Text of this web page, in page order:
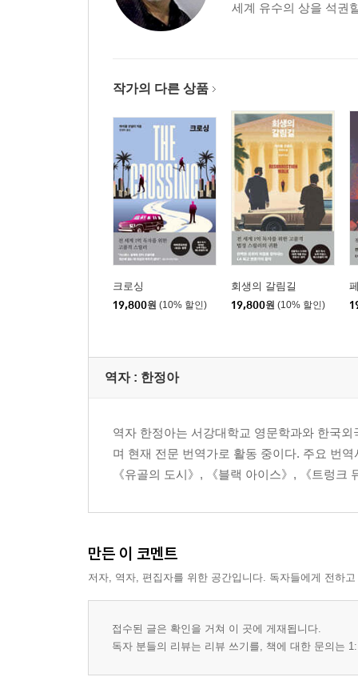
36 시나트라 별
39 침묵의 거래
옮긴이의 말
세계 유수의 상을 석권
작가의 다른 상품
크로싱
19,800원 (10% 할인)
회생의 갈림길
19,800원 (10% 할인)
역자 : 한정아
역자 한정아는 서강대학교 영문학과와 한국
며 현재 전문 번역가로 활동 중이다. 주요 번
《유골의 도시》, 《블랙 아이스》, 《트렁
만든 이 코멘트
저자, 역자, 편집자를 위한 공간입니다. 독자들에게 전하
접수된 글은 확인을 거쳐 이 곳에 게재됩니다.
독자 분들의 리뷰는 리뷰 쓰기를, 책에 대한 문의는